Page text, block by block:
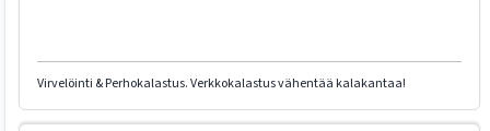
Virvelöinti & Perhokalastus. Verkkokalastus vähentää kalakantaa!